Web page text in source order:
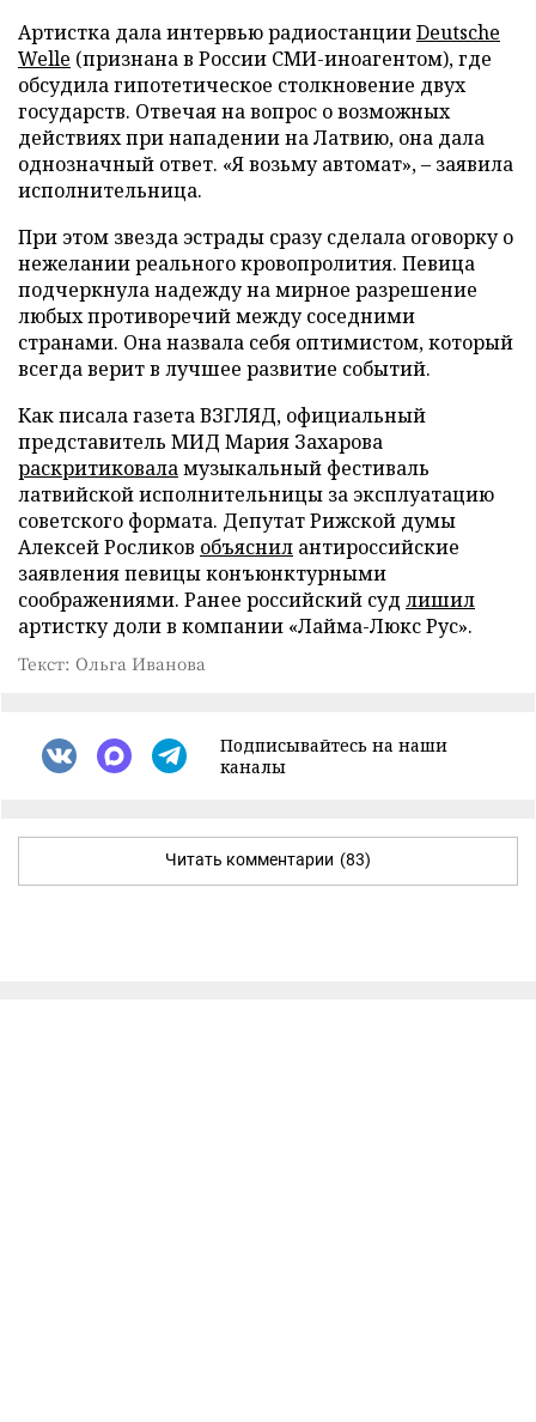
Артистка дала интервью радиостанцииDeutsche
Welle (признана в России СМИ-иноагентом), где
обсудила гипотетическое столкновение двух
государств. Отвечая на вопрос о возможных
действиях при нападении на Латвию, она дала
однозначный ответ. «Я возьму автомат», – заявила
исполнительница.
При этом звезда эстрады сразу сделала оговорку о
нежелании реального кровопролития. Певица
подчеркнула надежду на мирное разрешение
любых противоречий между соседними
странами. Она назвала себя оптимистом, который
всегда верит в лучшее развитие событий.
Как писала газета ВЗГЛЯД, официальный
представитель МИД Мария Захарова
раскритиковаламузыкальный фестиваль
латвийской исполнительницы за эксплуатацию
советского формата. Депутат Рижской думы
Алексей Росликов объяснил антироссийские
заявления певицы конъюнктурными
соображениями. Ранее российский суд лишил
артистку доли в компании «Лайма-Люкс Рус».
Текст: Ольга Иванова
Подписывайтесь на наши
каналы
Читать комментарии (83)